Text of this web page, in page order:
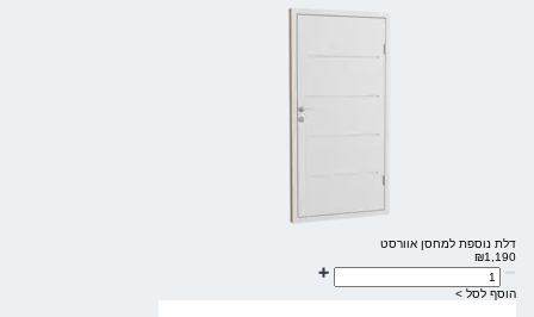
דלת נוספת למחסן אוורסט
₪1,190
הוסף לסל >